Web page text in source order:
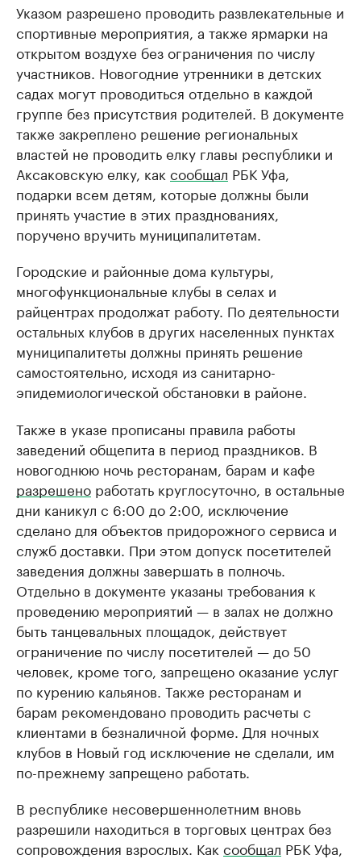
Указом разрешено проводить развлекательные и
спортивные мероприятия, а также ярмарки на
открытом воздухе без ограничения по числу
участников. Новогодние утренники в детских
садах могут проводиться отдельно в каждой
группе без присутствия родителей. В документе
также закреплено решение региональных
властей не проводить елку главы республики и
Аксаковскую елку, как сообщал РБК Уфа,
подарки всем детям, которые должны были
принять участие в этих празднованиях,
поручено вручить муниципалитетам.
Городские и районные дома культуры,
многофункциональные клубы в селах и
райцентрах продолжат работу. По деятельности
остальных клубов в других населенных пунктах
муниципалитеты должны принять решение
самостоятельно, исходя из санитарно-
эпидемиологической обстановки в районе.
Также в указе прописаны правила работы
заведений общепита в период праздников. В
новогоднюю ночь ресторанам, барам и кафе
разрешено работать круглосуточно, в остальные
дни каникул с 6:00 до 2:00, исключение
сделано для объектов придорожного сервиса и
служб доставки. При этом допуск посетителей
заведения должны завершать в полночь.
Отдельно в документе указаны требования к
проведению мероприятий — в залах не должно
быть танцевальных площадок, действует
ограничение по числу посетителей — до 50
человек, кроме того, запрещено оказание услуг
по курению кальянов. Также ресторанам и
барам рекомендовано проводить расчеты с
клиентами в безналичной форме. Для ночных
клубов в Новый год исключение не сделали, им
по-прежнему запрещено работать.
В республике несовершеннолетним вновь
разрешили находиться в торговых центрах без
сопровождения взрослых. Как сообщал РБК Уфа,